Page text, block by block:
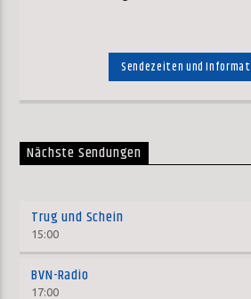
Sendezeiten und
Nächste Sendungen
Trug und Schein
15:00
BVN-Radio
17:00